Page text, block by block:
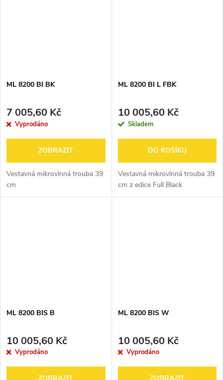
ML 8200 BI BK
7 005,60 Kč
Vyprodáno
ZOBRAZIT
Vestavná mikrovlnná trouba 39
cm
ML 8200 BI L FBK
10 005,60 Kč
Skladem
DO KOŠÍKU
Vestavná mikrovlnná trouba 39
cm z edice Full Black
ML 8200 BIS B
10 005,60 Kč
Vyprodáno
ML 8200 BIS W
10 005,60 Kč
Vyprodáno